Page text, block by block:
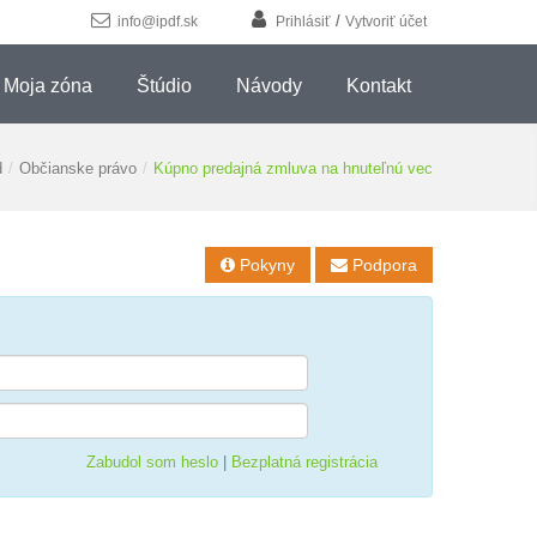
info@ipdf.sk Prihlásiť/ Vytvoriť účet
Moja zóna Štúdio Návody Kontakt
/ Občianske právo / Kúpno predajná zmluva na hnuteľnú vec
 Pokyny  Podpora
Zabudol som heslo| Bezplatná registrácia